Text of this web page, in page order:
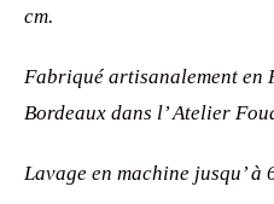
cm.
Fabriqué artisanalement en
Bordeaux dans l’ Atelier
Lavage en machine jusqu’ à